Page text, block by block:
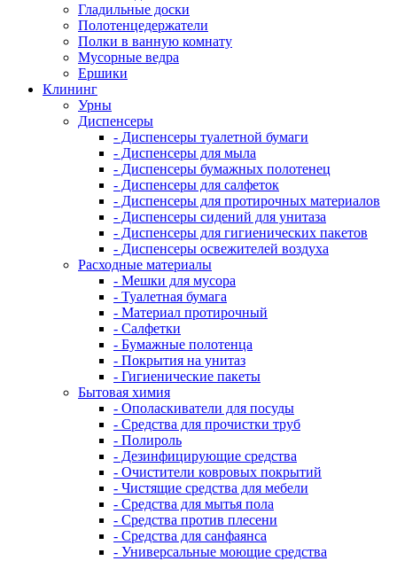
Гладильные доски
Полотенцедержатели
Полки в ванную комнату
Мусорные ведра
Ершики
Клининг
Урны
Диспенсеры
- Диспенсеры туалетной бумаги
- Диспенсеры для мыла
- Диспенсеры бумажных полотенец
- Диспенсеры для салфеток
- Диспенсеры для протирочных материалов
- Диспенсеры сидений для унитаза
- Диспенсеры для гигиенических пакетов
- Диспенсеры освежителей воздуха
Расходные материалы
- Мешки для мусора
- Туалетная бумага
- Материал протирочный
- Салфетки
- Бумажные полотенца
- Покрытия на унитаз
- Гигиенические пакеты
Бытовая химия
- Ополаскиватели для посуды
- Средства для прочистки труб
- Полироль
- Дезинфицирующие средства
- Очистители ковровых покрытий
- Чистящие средства для мебели
- Средства для мытья пола
- Средства против плесени
- Средства для санфаянса
- Универсальные моющие средства